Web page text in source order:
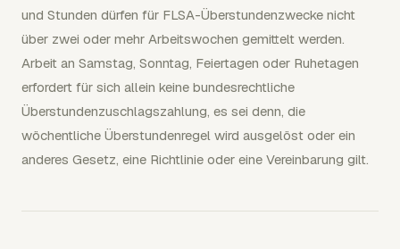
und Stunden dürfen für FLSA-Überstundenzwecke nicht
über zwei oder mehr Arbeitswochen gemittelt werden.
Arbeit an Samstag, Sonntag, Feiertagen oder Ruhetagen
erfordert für sich allein keine bundesrechtliche
Überstundenzuschlagszahlung, es sei denn, die
wöchentliche Überstundenregel wird ausgelöst oder ein
anderes Gesetz, eine Richtlinie oder eine Vereinbarung gilt.